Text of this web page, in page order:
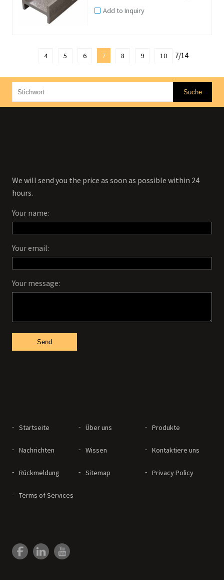
wäre, wenn wir Ihnen sagen würden,
Add to Inquiry
4 5 6 7 8 9 10 7/14
Startseite Über uns Produkte
Nachrichten Wissen Kontaktiere uns
Rückmeldung Sitemap Privacy Policy
Terms of Services
We will send you the price as soon as possible within 24
hours.
Your name:
Your email:
Your message:
Send